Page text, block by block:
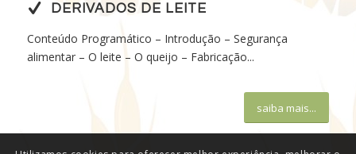
DERIVADOS DE LEITE
Conteúdo Programático – Introdução – Segurança
alimentar – O leite – O queijo – Fabricação...
saiba mais...